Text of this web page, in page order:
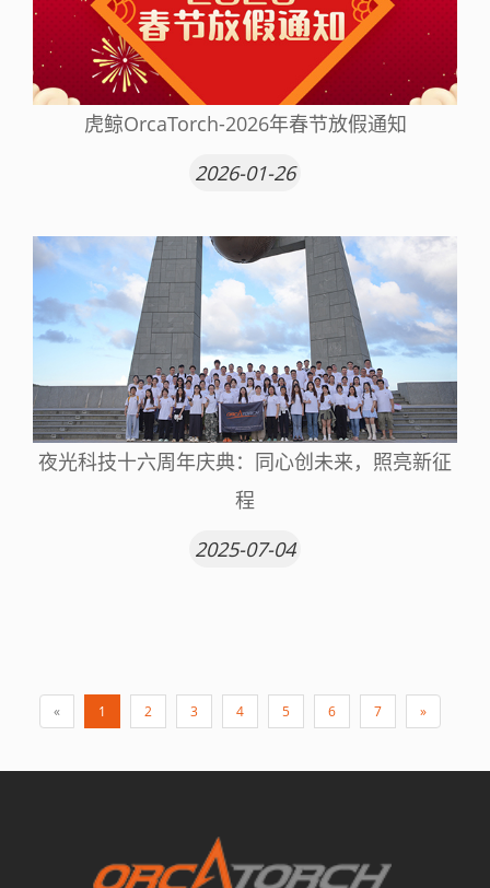
虎鲸OrcaTorch-2026年春节放假通知
2026-01-26
夜光科技十六周年庆典：同心创未来，照亮新征
程
2025-07-04
« 1 2 3 4 5 6 7 »